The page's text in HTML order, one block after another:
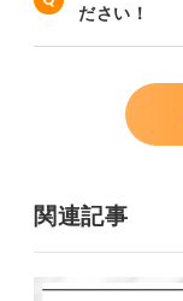
ださい！
関連記事